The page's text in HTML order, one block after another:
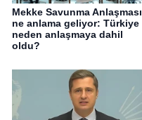
Mekke Savunma Anlaşması
ne anlama geliyor: Türkiye
neden anlaşmaya dahil
oldu?